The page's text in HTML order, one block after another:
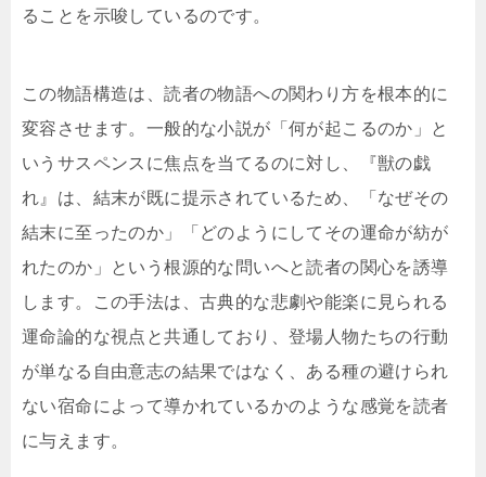
ることを示唆しているのです。
この物語構造は、読者の物語への関わり方を根本的に
変容させます。一般的な小説が「何が起こるのか」と
いうサスペンスに焦点を当てるのに対し、『獣の戯
れ』は、結末が既に提示されているため、「なぜその
結末に至ったのか」「どのようにしてその運命が紡が
れたのか」という根源的な問いへと読者の関心を誘導
します。この手法は、古典的な悲劇や能楽に見られる
運命論的な視点と共通しており、登場人物たちの行動
が単なる自由意志の結果ではなく、ある種の避けられ
ない宿命によって導かれているかのような感覚を読者
に与えます。